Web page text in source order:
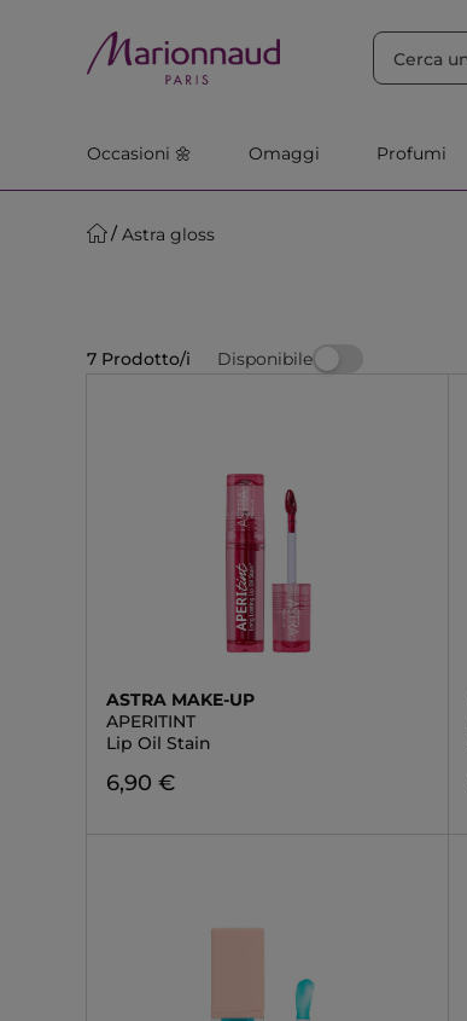
Occasioni 🌼 Omaggi Profumi
Astra gloss
7 Prodotto/i Disponibile
ASTRA MAKE-UP
APERITINT
Lip Oil Stain
6,90 €